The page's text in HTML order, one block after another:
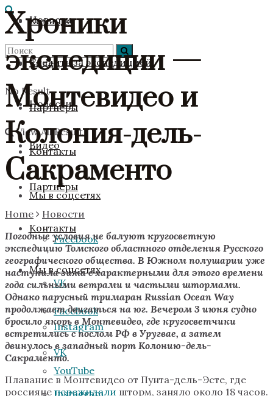
Новости
Видео
Партнёры
Контакты
Мы в соцсетях
Facebook
VK
Instagram
YouTube
Команда
Следить за экспедицией
Новости
Видео
Партнёры
Контакты
Мы в соцсетях
Facebook
VK
Instagram
No Result
View All Result
Хроники
экспедиции —
Монтевидео и
Колония-дель-
Сакраменто
Home
Новости
Погодные условия не балуют кругосветную
экспедицию Томского областного отделения Русского
географического общества. В Южном полушарии уже
наступила зима с характерными для этого времени
года сильными ветрами и частыми штормами.
Однако парусный тримаран Russian Ocean Way
продолжает двигаться на юг. Вечером 3 июня судно
бросило якорь в Монтевидео, где кругосветчики
встретились с послом РФ в Уругвае, а затем
двинулось в западный порт Колонию-дель-
Сакраменто.
Плавание в Монтевидео от Пунта-дель-Эсте, где
россияне пережидали шторм, заняло около 18 часов.